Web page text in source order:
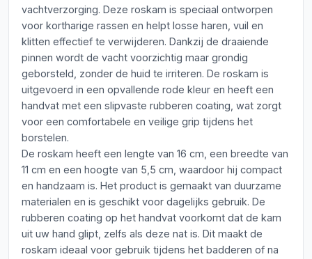
vachtverzorging. Deze roskam is speciaal ontworpen
voor kortharige rassen en helpt losse haren, vuil en
klitten effectief te verwijderen. Dankzij de draaiende
pinnen wordt de vacht voorzichtig maar grondig
geborsteld, zonder de huid te irriteren. De roskam is
uitgevoerd in een opvallende rode kleur en heeft een
handvat met een slipvaste rubberen coating, wat zorgt
voor een comfortabele en veilige grip tijdens het
borstelen.
De roskam heeft een lengte van 16 cm, een breedte van
11 cm en een hoogte van 5,5 cm, waardoor hij compact
en handzaam is. Het product is gemaakt van duurzame
materialen en is geschikt voor dagelijks gebruik. De
rubberen coating op het handvat voorkomt dat de kam
uit uw hand glipt, zelfs als deze nat is. Dit maakt de
roskam ideaal voor gebruik tijdens het badderen of na